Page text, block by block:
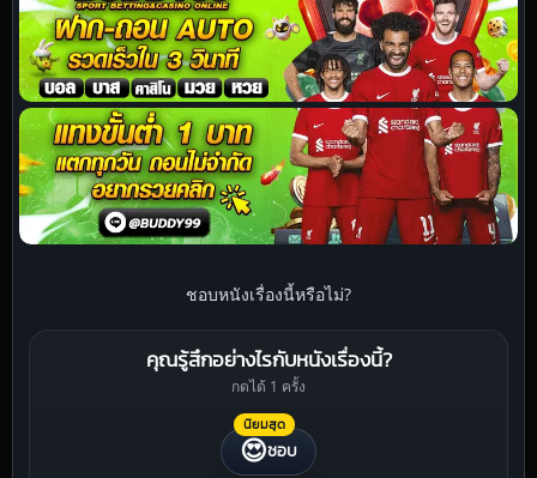
ชอบหนังเรื่องนี้หรือไม่?
คุณรู้สึกอย่างไรกับหนังเรื่องนี้?
กดได้ 1 ครั้ง
นิยมสุด
😍ชอบ